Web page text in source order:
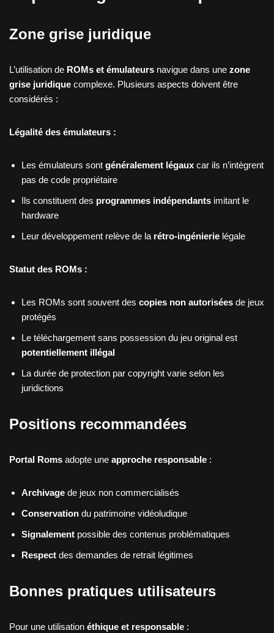
Zone grise juridique
L’utilisation de ROMs et émulateurs navigue dans une zone
grise juridique complexe. Plusieurs aspects doivent être
considérés :
Légalité des émulateurs :
Les émulateurs sont généralement légaux car ils n’intègrent
pas de code propriétaire
Ils constituent des programmes indépendants imitant le
hardware
Leur développement relève de la rétro-ingénierie légale
Statut des ROMs :
Les ROMs sont souvent des copies non autorisées de jeux
protégés
Le téléchargement sans possession du jeu original est
potentiellement illégal
La durée de protection par copyright varie selon les
juridictions
Positions recommandées
Portal Roms adopte une approche responsable :
Archivage de jeux non commercialisés
Conservation du patrimoine vidéoludique
Signalement possible des contenus problématiques
Respect des demandes de retrait légitimes
Bonnes pratiques utilisateurs
Pour une utilisation éthique et responsable :